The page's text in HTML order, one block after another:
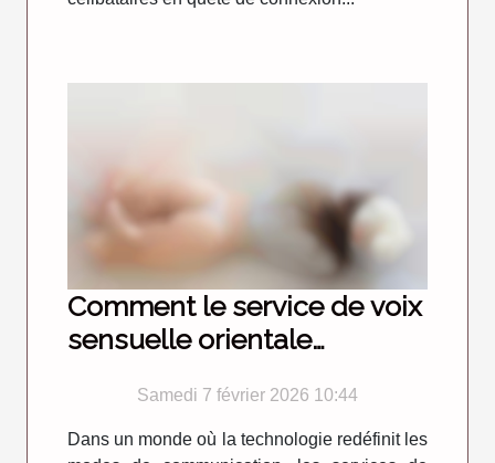
Comment le service de voix
sensuelle orientale
interactions modernes ?
Samedi 7 février 2026 10:44
Dans un monde où la technologie redéfinit les